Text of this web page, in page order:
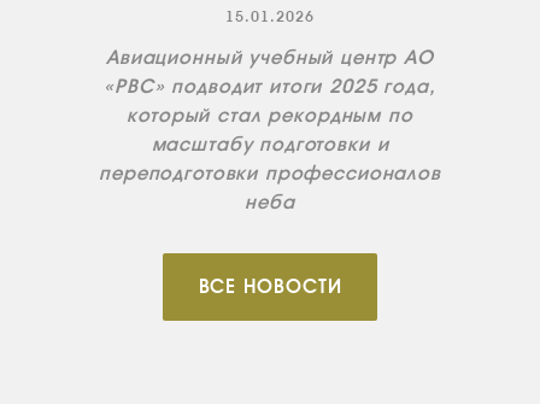
15.01.2026
Авиационный учебный центр АО
«РВС» подводит итоги 2025 года,
который стал рекордным по
масштабу подготовки и
переподготовки профессионалов
неба
ВСЕ НОВОСТИ